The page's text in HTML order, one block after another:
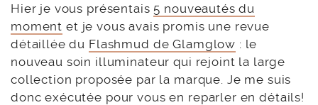
Hier je vous présentais 5 nouveautés du
moment et je vous avais promis une revue
détaillée du Flashmud de Glamglow : le
nouveau soin illuminateur qui rejoint la large
collection proposée par la marque. Je me suis
donc exécutée pour vous en reparler en détails!